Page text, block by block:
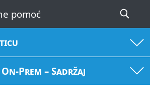
On-Prem – Sadržaj